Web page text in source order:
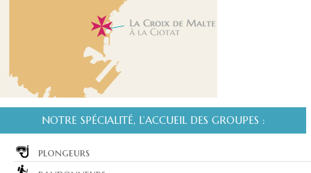
NOTRE SPÉCIALITÉ, L’ACCUEIL DES GROUPES :
plongeurs